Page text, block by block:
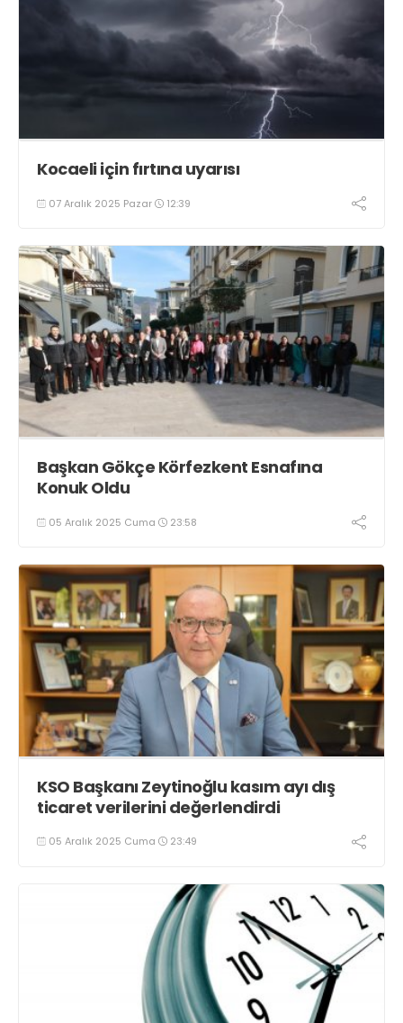
Kocaeli için fırtına uyarısı
07 Aralık 2025 Pazar 12:39
Başkan Gökçe Körfezkent Esnafına
Konuk Oldu
05 Aralık 2025 Cuma 23:58
KSO Başkanı Zeytinoğlu kasım ayı dış
ticaret verilerini değerlendirdi
05 Aralık 2025 Cuma 23:49